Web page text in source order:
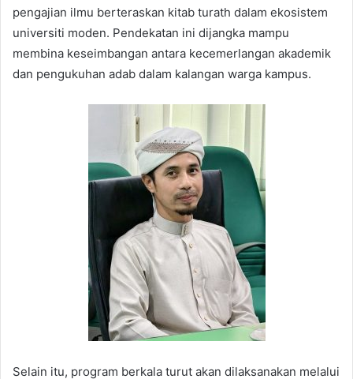
pengajian ilmu berteraskan kitab turath dalam ekosistem
universiti moden. Pendekatan ini dijangka mampu
membina keseimbangan antara kecemerlangan akademik
dan pengukuhan adab dalam kalangan warga kampus.
Selain itu, program berkala turut akan dilaksanakan melalui